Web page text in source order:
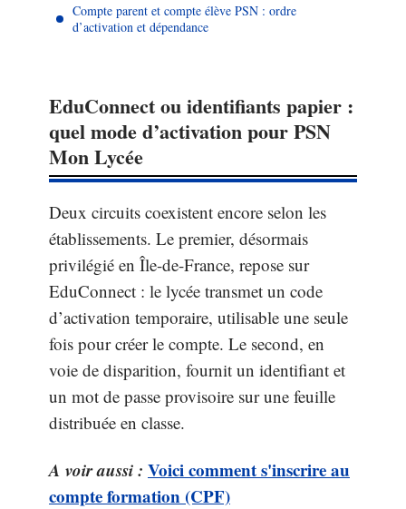
Compte parent et compte élève PSN : ordre
d’activation et dépendance
EduConnect ou identifiants papier :
quel mode d’activation pour PSN
Mon Lycée
Deux circuits coexistent encore selon les
établissements. Le premier, désormais
privilégié en Île-de-France, repose sur
EduConnect : le lycée transmet un code
d’activation temporaire, utilisable une seule
fois pour créer le compte. Le second, en
voie de disparition, fournit un identifiant et
un mot de passe provisoire sur une feuille
distribuée en classe.
A voir aussi : Voici comment s'inscrire au
compte formation (CPF)